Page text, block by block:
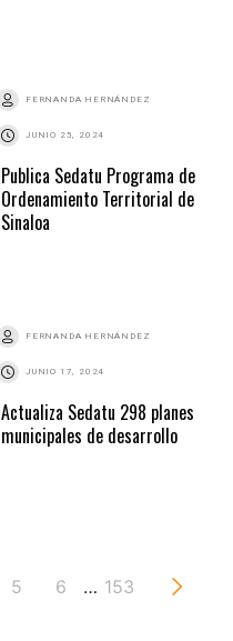
FERNANDA HERNÁNDEZ
JUNIO 25, 2024
Publica Sedatu Programa de
Ordenamiento Territorial de
Sinaloa
FERNANDA HERNÁNDEZ
JUNIO 17, 2024
Actualiza Sedatu 298 planes
municipales de desarrollo
5 6 … 153